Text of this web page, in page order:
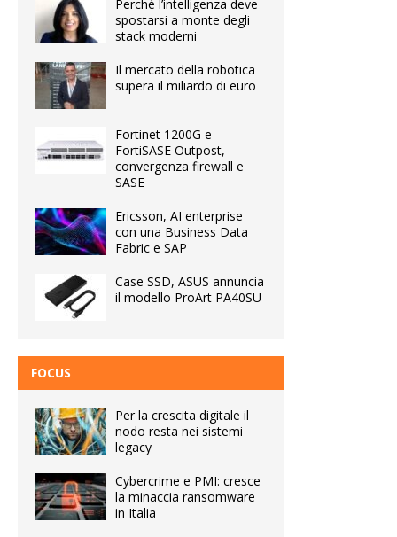
Perché l’intelligenza deve
spostarsi a monte degli
stack moderni
Il mercato della robotica
supera il miliardo di euro
Fortinet 1200G e
FortiSASE Outpost,
convergenza firewall e
SASE
Ericsson, AI enterprise
con una Business Data
Fabric e SAP
Case SSD, ASUS annuncia
il modello ProArt PA40SU
FOCUS
Per la crescita digitale il
nodo resta nei sistemi
legacy
Cybercrime e PMI: cresce
la minaccia ransomware
in Italia